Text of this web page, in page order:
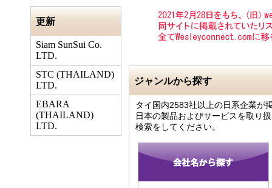
更新
Siam SunSui Co.
LTD.
STC (THAILAND)
LTD.
EBARA
(THAILAND)
LTD.
ジャンルから探す
タイ国内2583社以上の日系企業が
日本の製品およびサービスを取り
検索をしてください。